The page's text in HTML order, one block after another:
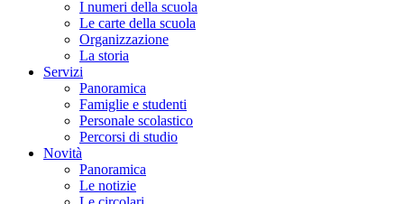
I numeri della scuola
Le carte della scuola
Organizzazione
La storia
Servizi
Panoramica
Famiglie e studenti
Personale scolastico
Percorsi di studio
Novità
Panoramica
Le notizie